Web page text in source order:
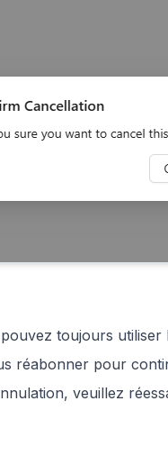
toujours utiliser
réabonner pour
veuillez